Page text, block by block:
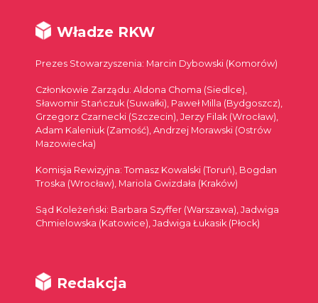
Władze RKW
Prezes Stowarzyszenia: Marcin Dybowski (Komorów)
Członkowie Zarządu: Aldona Choma (Siedlce),
Sławomir Stańczuk (Suwałki), Paweł Milla (Bydgoszcz),
Grzegorz Czarnecki (Szczecin), Jerzy Filak (Wrocław),
Adam Kaleniuk (Zamość), Andrzej Morawski (Ostrów
Mazowiecka)
Komisja Rewizyjna: Tomasz Kowalski (Toruń), Bogdan
Troska (Wrocław), Mariola Gwizdała (Kraków)
Sąd Koleżeński: Barbara Szyffer (Warszawa), Jadwiga
Chmielowska (Katowice), Jadwiga Łukasik (Płock)
Redakcja